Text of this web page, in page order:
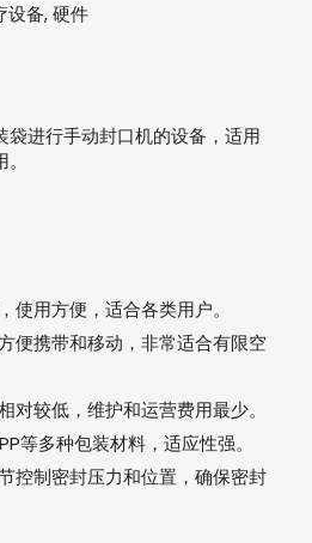
设备, 硬件
袋进行手动封口机的设备，适用
使用方便，适合各类用户。
便携带和移动，非常适合有限空
对较低，维护和运营费用最少。
等多种包装材料，适应性强。
控制密封压力和位置，确保密封